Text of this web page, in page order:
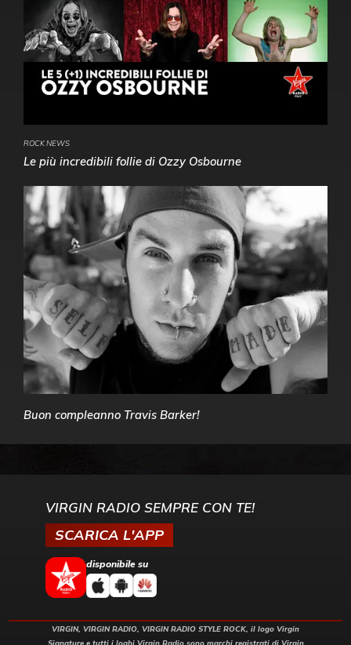
ROCK NEWS
Le più incredibili follie di Ozzy Osbourne
Buon compleanno Travis Barker!
VIRGIN RADIO SEMPRE CON TE!
SCARICA L'APP
disponibile su
VIRGIN, VIRGIN RADIO, VIRGIN RADIO STYLE ROCK, il logo Virgin
Signature e tutti i loghi Virgin Radio sono marchi registrati di Virgin